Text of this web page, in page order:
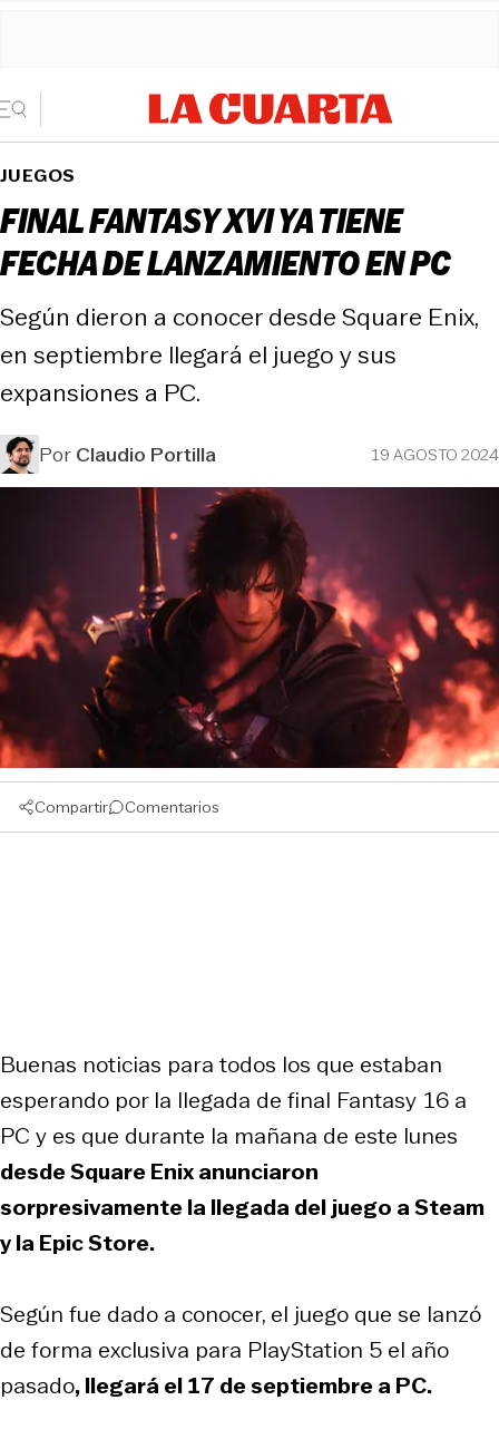
JUEGOS
FINAL FANTASY XVI YA TIENE
FECHA DE LANZAMIENTO EN PC
Según dieron a conocer desde Square Enix,
en septiembre llegará el juego y sus
expansiones a PC.
PorClaudio Portilla 19 AGOSTO 2024
Compartir Comentarios
Buenas noticias para todos los que estaban
esperando por la llegada de final Fantasy 16 a
PC y es que durante la mañana de este lunes
desde Square Enix anunciaron
sorpresivamente la llegada del juego a Steam
y la Epic Store.
Según fue dado a conocer, el juego que se lanzó
de forma exclusiva para PlayStation 5 el año
pasado, llegará el 17 de septiembre a PC.